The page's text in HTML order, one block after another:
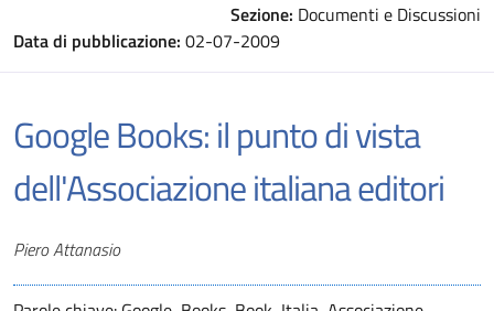
Sezione: Documenti e Discussioni
Data di pubblicazione: 02-07-2009
Google Books: il punto di vista
dell'Associazione italiana editori
Autori
Piero Attanasio